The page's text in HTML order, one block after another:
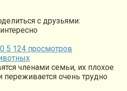
с друзьями:
0 5 124 просмотров
членами семьи, их плохое
переживается очень трудно